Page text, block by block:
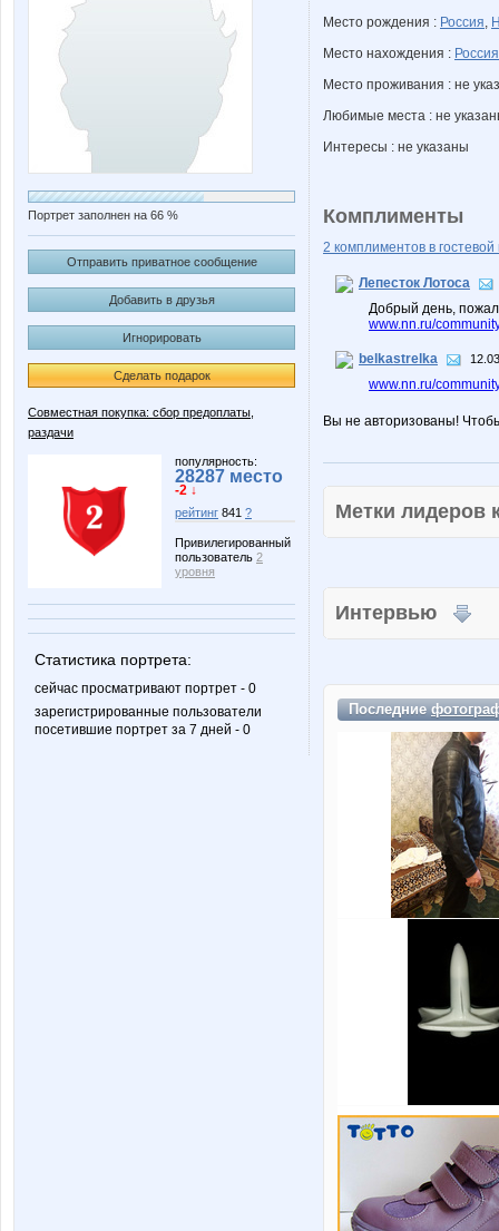
Портрет заполнен на 66 %
Отправить приватное сообщение
Добавить в друзья
Игнорировать
Сделать подарок
Совместная покупка: сбор предоплаты,
раздачи
популярность:
28287 место
-2 ↓
рейтинг 841 ?
Привилегированный
пользователь 2
уровня
Статистика портрета:
сейчас просматривают портрет - 0
зарегистрированные пользователи
посетившие портрет за 7 дней - 0
Место рождения : Россия,
Место нахождения : Россия
Место проживания : не
Любимые места : не
Интересы : не указаны
Комплименты
2 комплиментов в гостевой
Лепесток Лотоса
Добрый день,
www.nn.ru/
belkastrelka
www.nn.ru/
Вы не авторизованы!
Метки
Интервью
Последние